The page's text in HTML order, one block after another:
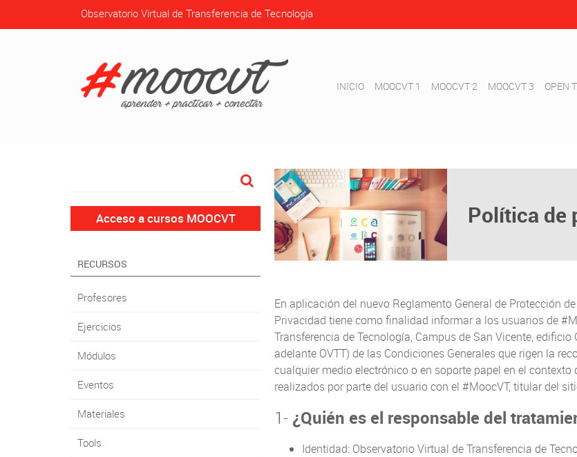
Observatorio Virtual de Transferencia de Tecnología
INICIO MOOCVT 1 MOOCVT 2 MOOCVT 3 OPEN
Acceso a cursos MOOCVT
RECURSOS
Profesores
Ejercicios
Módulos
Eventos
Materiales
Tools
Política de
En aplicación del nuevo Reglamento General de Protección
Privacidad tiene como finalidad informar a los usuarios de
Transferencia de Tecnología, Campus de San Vicente,
adelante OVTT) de las Condiciones Generales que rigen la
cualquier medio electrónico o en soporte papel en el
realizados por parte del usuario con el #MoocVT, titular del
1- ¿Quién es el responsable del
Identidad: Observatorio Virtual de Transferencia de